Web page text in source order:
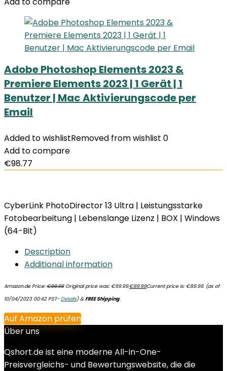
Adobe Photoshop Elements 2023 &
Premiere Elements 2023 | 1 Gerät | 1
Benutzer | Mac Aktivierungscode per
Email
Added to wishlistRemoved from wishlist 0
Add to compare
€98.77
CyberLink PhotoDirector 13 Ultra | Leistungsstarke
Fotobearbeitung | Lebenslange Lizenz | BOX | Windows
(64-Bit)
Description
Additional information
Amazon.de Price:€99.99 Original price was: €99.99.€89.99Current price is: €89.99. (as of
10/04/2023 00:42 PST-Details)&FREE Shipping.
Auf Amazon prüfen
Über uns
Qshort.de ist eine moderne All-in-One-
Preisvergleichs- und Bewertungswebsite, die die